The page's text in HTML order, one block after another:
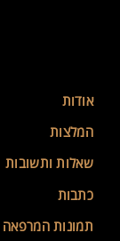
אודות
המלצות
שאלות ותשובות
כתבות
תמונות המרפאה